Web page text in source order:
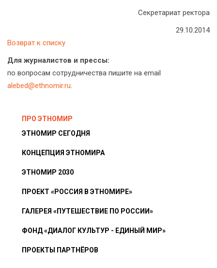
Секретариат ректора
29.10.2014
Возврат к списку
Для журналистов и прессы:
по вопросам сотрудничества пишите на email
alebed@ethnomir.ru.
ПРО ЭТНОМИР
ЭТНОМИР СЕГОДНЯ
КОНЦЕПЦИЯ ЭТНОМИРА
ЭТНОМИР 2030
ПРОЕКТ «РОССИЯ В ЭТНОМИРЕ»
ГАЛЕРЕЯ «ПУТЕШЕСТВИЕ ПО РОССИИ»
ФОНД «ДИАЛОГ КУЛЬТУР - ЕДИНЫЙ МИР»
ПРОЕКТЫ ПАРТНЁРОВ